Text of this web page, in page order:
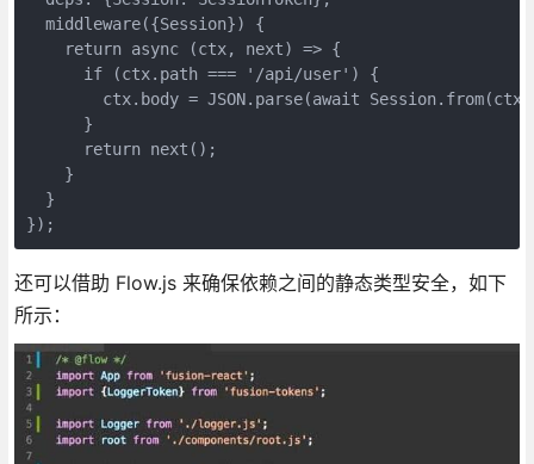
  middleware({Session}) {
    return async (ctx, next) => {
      if (ctx.path === '/api/user') {
ctx.body = JSON.parse(await
      }
      return next();
    }
  }
});
还可以借助 Flow.js 来确保依赖之间的静态类型安全，如下
所示：